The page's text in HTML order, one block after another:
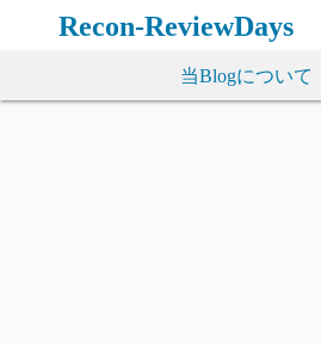
ン
Recon-ReviewDays
当Blogについて